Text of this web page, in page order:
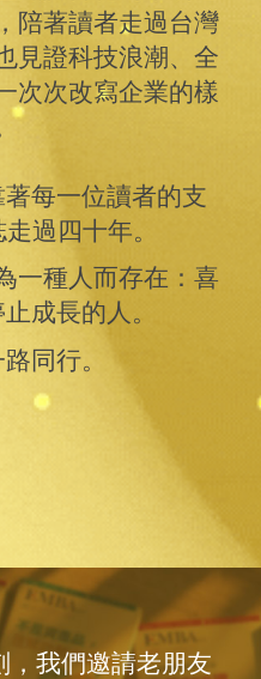
陪著讀者走過台灣
見證科技浪潮、全
次次改寫企業的樣
每一位讀者的支
過四十年。
一種人而存在：喜
成長的人。
同行。
，我們邀請老朋友